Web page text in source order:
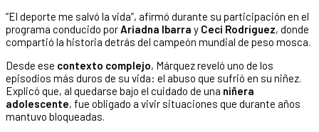
“El deporte me salvó la vida”, afirmó durante su participación en el
programa conducido porAriadna Ibarra y Ceci Rodríguez, donde
compartió la historia detrás del campeón mundial de peso mosca.
Desde ese contexto complejo, Márquez reveló uno de los
episodios más duros de su vida: el abuso que sufrió en su niñez.
Explicó que, al quedarse bajo el cuidado de una niñera
adolescente, fue obligado a vivir situaciones que durante años
mantuvo bloqueadas.